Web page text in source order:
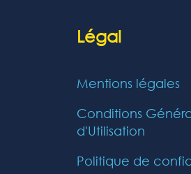
Légal
Mentions légales
Conditions
d'Utilisation
Politique de